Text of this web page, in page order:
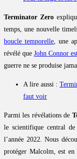
Terminator Zero
temps, une nouvelle
boucle temporelle , une
révélé que John Connor
guerre ne se produise
A lire aussi :
faut voir
Parmi les révélations de
le scientifique central
l’année 2022. Nous
protéger Malcolm, est